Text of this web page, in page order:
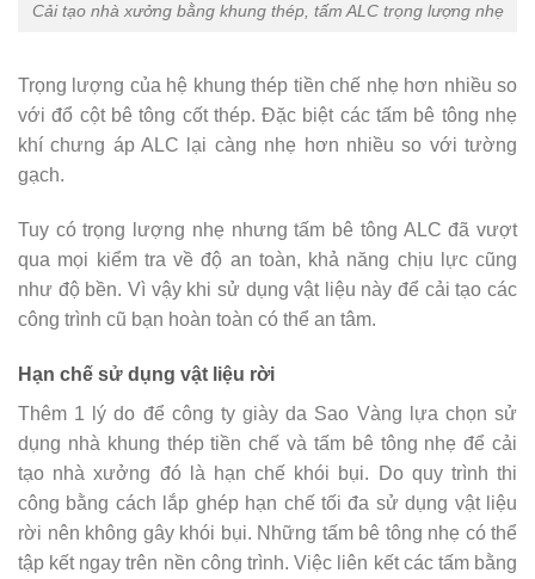
Cải tạo nhà xưởng bằng khung thép, tấm ALC trọng lượng nhẹ
Trọng lượng của hệ khung thép tiền chế nhẹ hơn nhiều so
với đổ cột bê tông cốt thép. Đặc biệt các tấm bê tông nhẹ
khí chưng áp ALC lại càng nhẹ hơn nhiều so với tường
gạch.
Tuy có trọng lượng nhẹ nhưng tấm bê tông ALC đã vượt
qua mọi kiểm tra về độ an toàn, khả năng chịu lực cũng
như độ bền. Vì vậy khi sử dụng vật liệu này để cải tạo các
công trình cũ bạn hoàn toàn có thể an tâm.
Hạn chế sử dụng vật liệu rời
Thêm 1 lý do để công ty giày da Sao Vàng lựa chọn sử
dụng nhà khung thép tiền chế và tấm bê tông nhẹ để cải
tạo nhà xưởng đó là hạn chế khói bụi. Do quy trình thi
công bằng cách lắp ghép hạn chế tối đa sử dụng vật liệu
rời nên không gây khói bụi. Những tấm bê tông nhẹ có thể
tập kết ngay trên nền công trình. Việc liên kết các tấm bằng